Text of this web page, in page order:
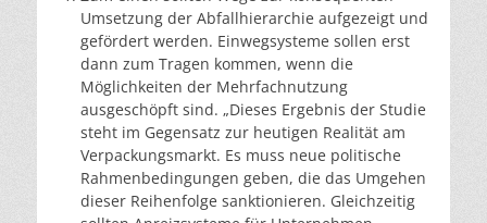
Umsetzung der Abfallhierarchie aufgezeigt und
gefördert werden. Einwegsysteme sollen erst
dann zum Tragen kommen, wenn die
Möglichkeiten der Mehrfachnutzung
ausgeschöpft sind. „Dieses Ergebnis der Studie
steht im Gegensatz zur heutigen Realität am
Verpackungsmarkt. Es muss neue politische
Rahmenbedingungen geben, die das Umgehen
dieser Reihenfolge sanktionieren. Gleichzeitig